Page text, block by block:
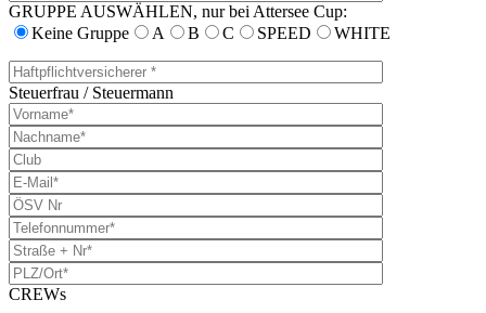
GRUPPE AUSWÄHLEN, nur bei Attersee Cup:
Keine Gruppe
A B C SPEED WHITE
Steuerfrau / Steuermann
CREWs